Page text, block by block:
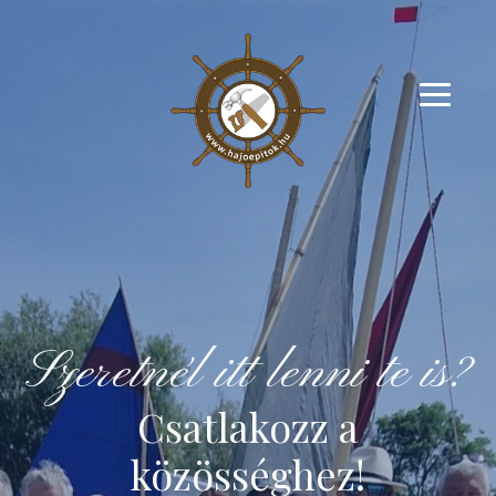
Üdvözlet!
Amatőr Hajóépítők
Közössége
Szeretnél itt lenni te is?
Csatlakozz a
közösséghez!